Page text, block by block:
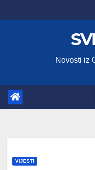
to
Novosti iz
VIJESTI